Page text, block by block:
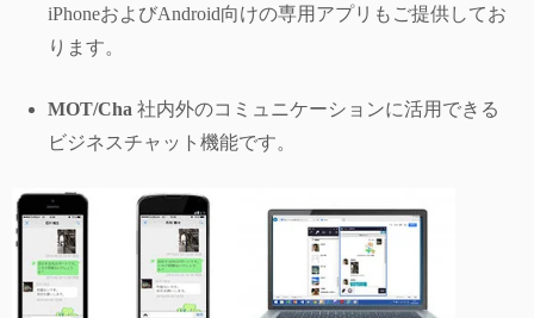
iPhoneおよびAndroid向けの専用アプリもご提供してお
ります。
MOT/Cha 社内外のコミュニケーションに活用できる
ビジネスチャット機能です。